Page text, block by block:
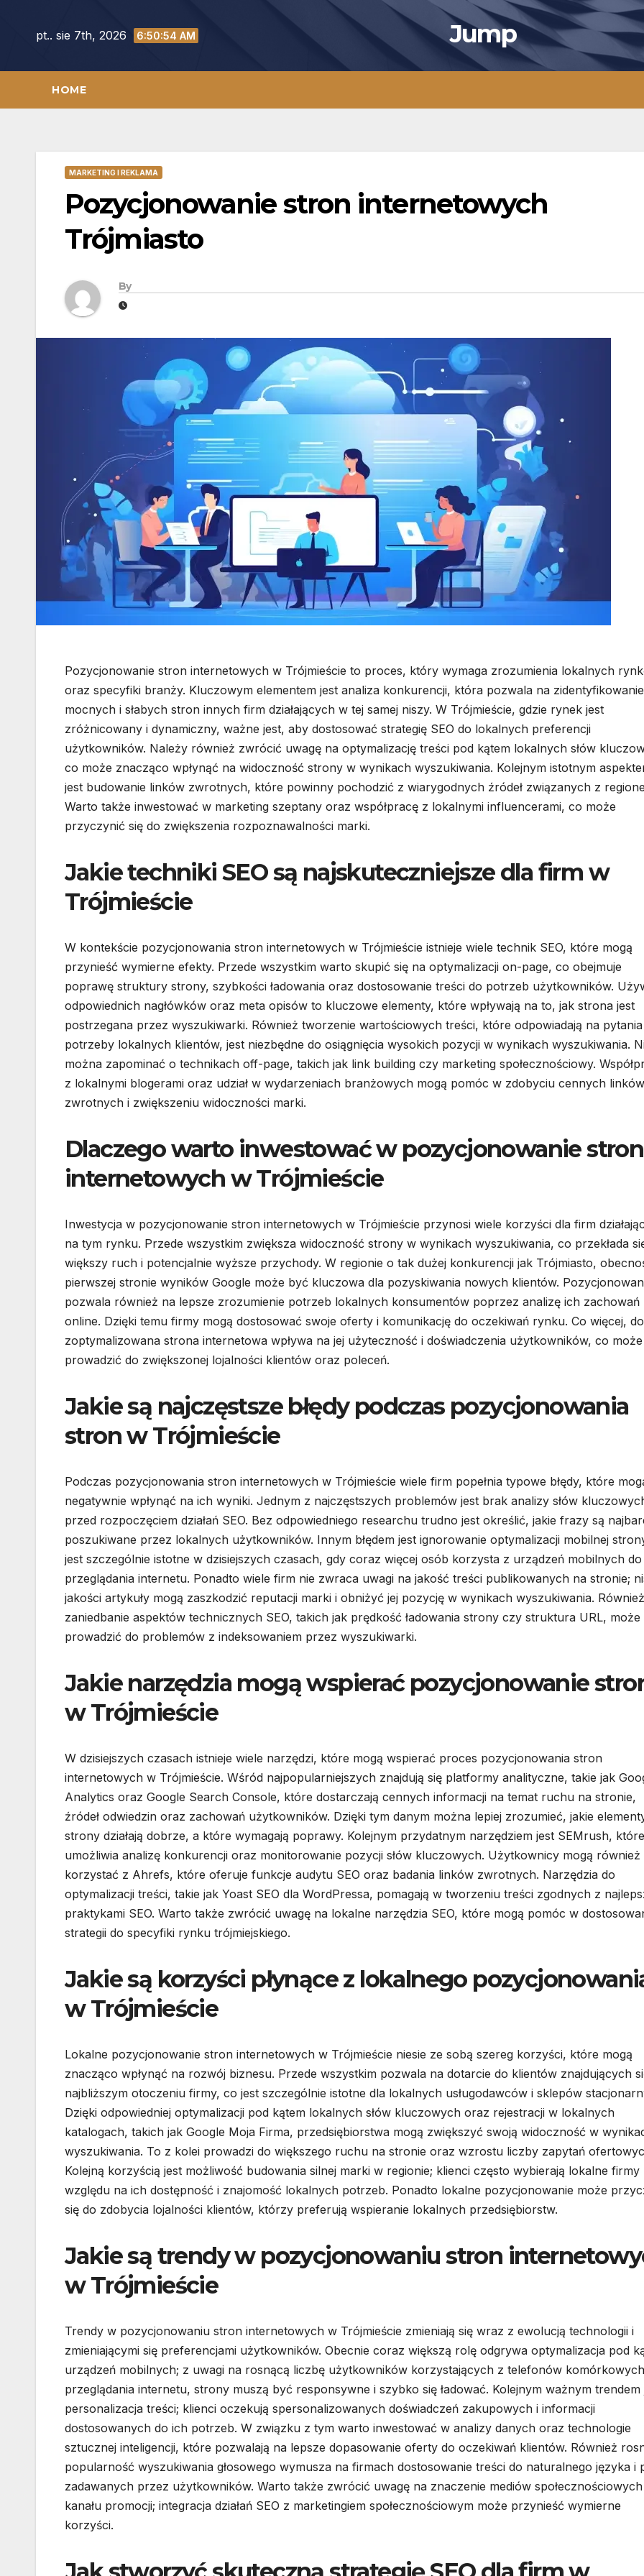
pt.. sie 7th, 2026 6:50:55 AM Jump
HOME
MARKETING I REKLAMA
Pozycjonowanie stron internetowych
Trójmiasto
By
Pozycjonowanie stron internetowych w Trójmieście to proces, który wymaga zrozumienia lokalnych
oraz specyfiki branży. Kluczowym elementem jest analiza konkurencji, która pozwala na zidentyfikowanie
mocnych i słabych stron innych firm działających w tej samej niszy. W Trójmieście, gdzie rynek jest
zróżnicowany i dynamiczny, ważne jest, aby dostosować strategię SEO do lokalnych preferencji
użytkowników. Należy również zwrócić uwagę na optymalizację treści pod kątem lokalnych słów
co może znacząco wpłynąć na widoczność strony w wynikach wyszukiwania. Kolejnym istotnym
jest budowanie linków zwrotnych, które powinny pochodzić z wiarygodnych źródeł związanych z
Warto także inwestować w marketing szeptany oraz współpracę z lokalnymi influencerami, co może
przyczynić się do zwiększenia rozpoznawalności marki.
Jakie techniki SEO są najskuteczniejsze dla firm w
Trójmieście
W kontekście pozycjonowania stron internetowych w Trójmieście istnieje wiele technik SEO, które mogą
przynieść wymierne efekty. Przede wszystkim warto skupić się na optymalizacji on-page, co obejmuje
poprawę struktury strony, szybkości ładowania oraz dostosowanie treści do potrzeb użytkowników.
odpowiednich nagłówków oraz meta opisów to kluczowe elementy, które wpływają na to, jak strona jest
postrzegana przez wyszukiwarki. Również tworzenie wartościowych treści, które odpowiadają na
potrzeby lokalnych klientów, jest niezbędne do osiągnięcia wysokich pozycji w wynikach wyszukiwania.
można zapominać o technikach off-page, takich jak link building czy marketing społecznościowy.
z lokalnymi blogerami oraz udział w wydarzeniach branżowych mogą pomóc w zdobyciu cennych linków
zwrotnych i zwiększeniu widoczności marki.
Dlaczego warto inwestować w pozycjonowanie stron
internetowych w Trójmieście
Inwestycja w pozycjonowanie stron internetowych w Trójmieście przynosi wiele korzyści dla firm
na tym rynku. Przede wszystkim zwiększa widoczność strony w wynikach wyszukiwania, co przekłada
większy ruch i potencjalnie wyższe przychody. W regionie o tak dużej konkurencji jak Trójmiasto,
pierwszej stronie wyników Google może być kluczowa dla pozyskiwania nowych klientów.
pozwala również na lepsze zrozumienie potrzeb lokalnych konsumentów poprzez analizę ich zachowań
online. Dzięki temu firmy mogą dostosować swoje oferty i komunikację do oczekiwań rynku. Co więcej,
zoptymalizowana strona internetowa wpływa na jej użyteczność i doświadczenia użytkowników, co może
prowadzić do zwiększonej lojalności klientów oraz poleceń.
Jakie są najczęstsze błędy podczas pozycjonowania
stron w Trójmieście
Podczas pozycjonowania stron internetowych w Trójmieście wiele firm popełnia typowe błędy, które
negatywnie wpłynąć na ich wyniki. Jednym z najczęstszych problemów jest brak analizy słów
przed rozpoczęciem działań SEO. Bez odpowiedniego researchu trudno jest określić, jakie frazy są
poszukiwane przez lokalnych użytkowników. Innym błędem jest ignorowanie optymalizacji mobilnej
jest szczególnie istotne w dzisiejszych czasach, gdy coraz więcej osób korzysta z urządzeń mobilnych do
przeglądania internetu. Ponadto wiele firm nie zwraca uwagi na jakość treści publikowanych na stronie;
jakości artykuły mogą zaszkodzić reputacji marki i obniżyć jej pozycję w wynikach wyszukiwania. Również
zaniedbanie aspektów technicznych SEO, takich jak prędkość ładowania strony czy struktura URL, może
prowadzić do problemów z indeksowaniem przez wyszukiwarki.
Jakie narzędzia mogą wspierać pozycjonowanie
w Trójmieście
W dzisiejszych czasach istnieje wiele narzędzi, które mogą wspierać proces pozycjonowania stron
internetowych w Trójmieście. Wśród najpopularniejszych znajdują się platformy analityczne, takie jak
Analytics oraz Google Search Console, które dostarczają cennych informacji na temat ruchu na stronie,
źródeł odwiedzin oraz zachowań użytkowników. Dzięki tym danym można lepiej zrozumieć, jakie
strony działają dobrze, a które wymagają poprawy. Kolejnym przydatnym narzędziem jest SEMrush, które
umożliwia analizę konkurencji oraz monitorowanie pozycji słów kluczowych. Użytkownicy mogą również
korzystać z Ahrefs, które oferuje funkcje audytu SEO oraz badania linków zwrotnych. Narzędzia do
optymalizacji treści, takie jak Yoast SEO dla WordPressa, pomagają w tworzeniu treści zgodnych z
praktykami SEO. Warto także zwrócić uwagę na lokalne narzędzia SEO, które mogą pomóc w
strategii do specyfiki rynku trójmiejskiego.
Jakie są korzyści płynące z lokalnego
w Trójmieście
Lokalne pozycjonowanie stron internetowych w Trójmieście niesie ze sobą szereg korzyści, które mogą
znacząco wpłynąć na rozwój biznesu. Przede wszystkim pozwala na dotarcie do klientów znajdujących
najbliższym otoczeniu firmy, co jest szczególnie istotne dla lokalnych usługodawców i sklepów
Dzięki odpowiedniej optymalizacji pod kątem lokalnych słów kluczowych oraz rejestracji w lokalnych
katalogach, takich jak Google Moja Firma, przedsiębiorstwa mogą zwiększyć swoją widoczność w
wyszukiwania. To z kolei prowadzi do większego ruchu na stronie oraz wzrostu liczby zapytań
Kolejną korzyścią jest możliwość budowania silnej marki w regionie; klienci często wybierają lokalne firmy
względu na ich dostępność i znajomość lokalnych potrzeb. Ponadto lokalne pozycjonowanie może
się do zdobycia lojalności klientów, którzy preferują wspieranie lokalnych przedsiębiorstw.
Jakie są trendy w pozycjonowaniu stron
w Trójmieście
Trendy w pozycjonowaniu stron internetowych w Trójmieście zmieniają się wraz z ewolucją technologii i
zmieniającymi się preferencjami użytkowników. Obecnie coraz większą rolę odgrywa optymalizacja pod
urządzeń mobilnych; z uwagi na rosnącą liczbę użytkowników korzystających z telefonów
przeglądania internetu, strony muszą być responsywne i szybko się ładować. Kolejnym ważnym trendem
personalizacja treści; klienci oczekują spersonalizowanych doświadczeń zakupowych i informacji
dostosowanych do ich potrzeb. W związku z tym warto inwestować w analizy danych oraz technologie
sztucznej inteligencji, które pozwalają na lepsze dopasowanie oferty do oczekiwań klientów. Również
popularność wyszukiwania głosowego wymusza na firmach dostosowanie treści do naturalnego języka i
zadawanych przez użytkowników. Warto także zwrócić uwagę na znaczenie mediów
kanału promocji; integracja działań SEO z marketingiem społecznościowym może przynieść wymierne
korzyści.